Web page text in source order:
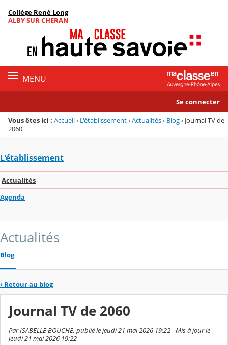
Menu de la rubrique
Contenu
Collège René Long
ALBY SUR CHERAN
MENU
Se connecter
Vous êtes ici : Accueil› L'établissement›Actualités› Blog› Journal TV de
2060
L'établissement
Actualités
Agenda
Actualités
Blog
‹ Retour au blog
Journal TV de 2060
Par ISABELLE BOUCHE, publié le jeudi 21 mai 2026 19:22 - Mis à jour le
jeudi 21 mai 2026 19:22